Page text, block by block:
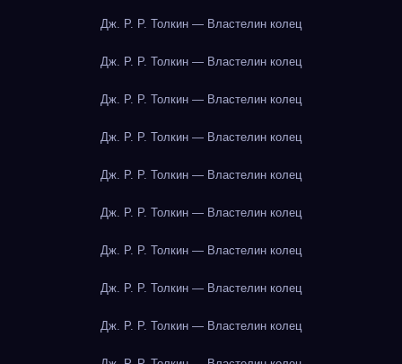
Дж. Р. Р. Толкин — Властелин колец
Дж. Р. Р. Толкин — Властелин колец
Дж. Р. Р. Толкин — Властелин колец
Дж. Р. Р. Толкин — Властелин колец
Дж. Р. Р. Толкин — Властелин колец
Дж. Р. Р. Толкин — Властелин колец
Дж. Р. Р. Толкин — Властелин колец
Дж. Р. Р. Толкин — Властелин колец
Дж. Р. Р. Толкин — Властелин колец